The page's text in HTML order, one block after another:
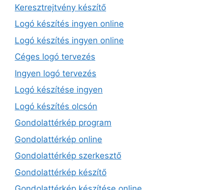
Keresztrejtvény készítő
Logó készítés ingyen online
Logó készítés ingyen online
Céges logó tervezés
Ingyen logó tervezés
Logó készítése ingyen
Logó készítés olcsón
Gondolattérkép program
Gondolattérkép online
Gondolattérkép szerkesztő
Gondolattérkép készítő